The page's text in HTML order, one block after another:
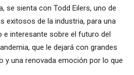
se sienta con Todd Eilers, uno de
exitosos de la industria, para una
e interesante sobre el futuro del
que le dejará con grandes
y una renovada emoción por lo que